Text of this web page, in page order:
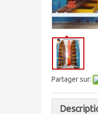
Partager sur: